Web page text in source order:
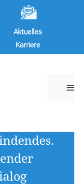
Aktuelles
Karriere